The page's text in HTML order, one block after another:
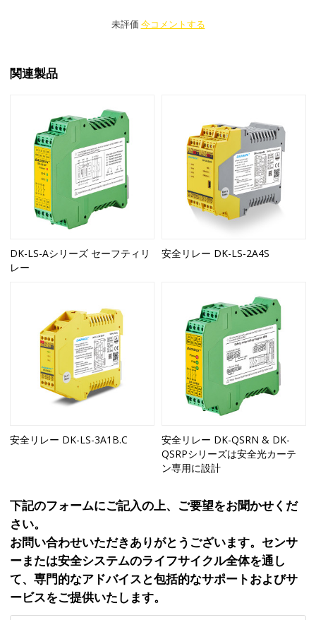
未評価 今コメントする
関連製品
DK-LS-Aシリーズ セーフティリ
レー
安全リレー DK-LS-2A4S
安全リレー DK-LS-3A1B.C
安全リレー DK-QSRN & DK-
QSRPシリーズは安全光カーテ
ン専用に設計
下記のフォームにご記入の上、ご要望をお聞かせくだ
さい。
お問い合わせいただきありがとうございます。センサ
ーまたは安全システムのライフサイクル全体を通し
て、専門的なアドバイスと包括的なサポートおよびサ
ービスをご提供いたします。